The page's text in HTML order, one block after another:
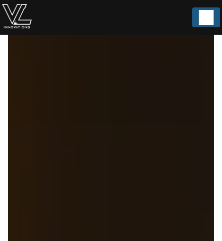
Panneau de gestion des cookies